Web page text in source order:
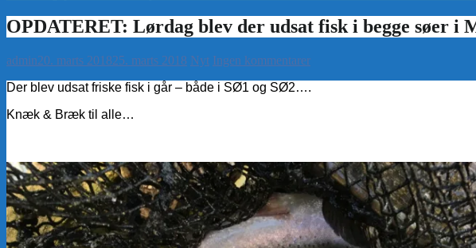
admin20. marts 201825. marts 2018 Nyt Ingen kommentarer
Der blev udsatfriske fisk i går – både i SØ1 og SØ2….
Knæk & Bræk til alle…